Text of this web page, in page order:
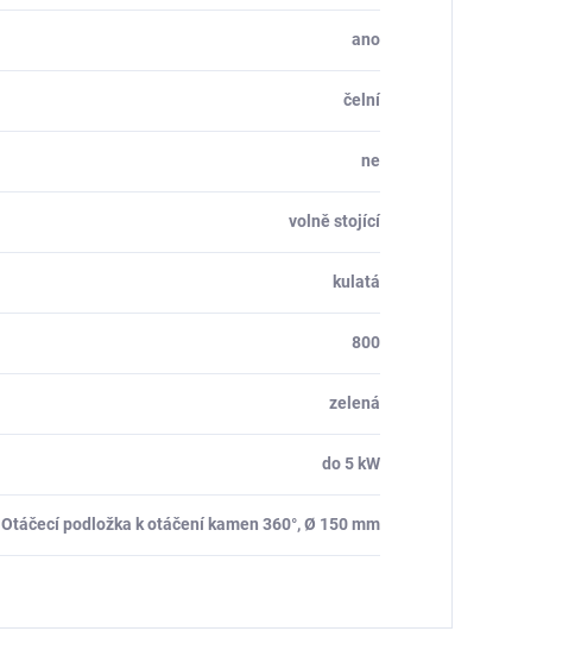
ano
čelní
ne
volně stojící
kulatá
800
zelená
do 5 kW
Otáčecí podložka k otáčení kamen 360°, Ø 150 mm